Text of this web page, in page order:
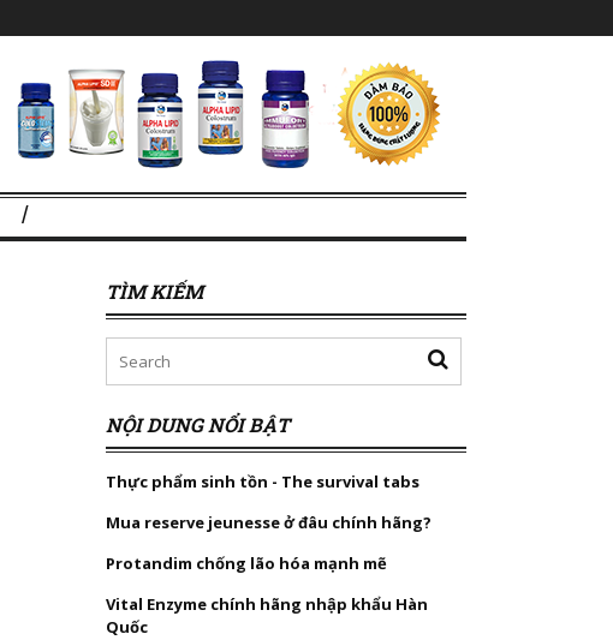
TÌM KIẾM
NỘI DUNG NỔI BẬT
Thực phẩm sinh tồn - The survival tabs
Mua reserve jeunesse ở đâu chính hãng?
Protandim chống lão hóa mạnh mẽ
Vital Enzyme chính hãng nhập khẩu Hàn
Quốc